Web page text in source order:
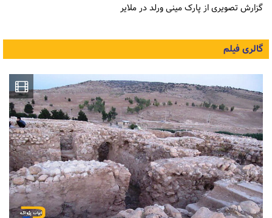
گزارش تصویری از پارک مینی ورلد در ملایر
گالری فیلم